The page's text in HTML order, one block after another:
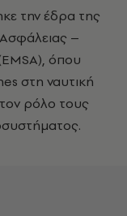
την έδρα της
–
όπου
στη ναυτική
ρόλο τους